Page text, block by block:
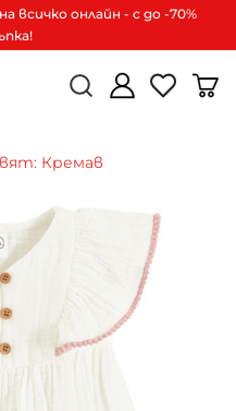
всичко онлайн - с до -70%
Кремав